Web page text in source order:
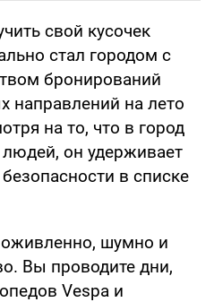
свой кусочек
стал городом с
бронирований
направлений на лето
на то, что в город
он удерживает
в списке
шумно и
Вы проводите дни,
Vespa и